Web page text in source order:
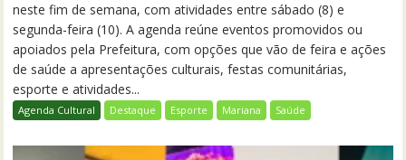
neste fim de semana, com atividades entre sábado (8) e
segunda-feira (10). A agenda reúne eventos promovidos ou
apoiados pela Prefeitura, com opções que vão de feira e ações
de saúde a apresentações culturais, festas comunitárias,
esporte e atividades...
Agenda Cultural Destaque Esporte Mariana Saúde